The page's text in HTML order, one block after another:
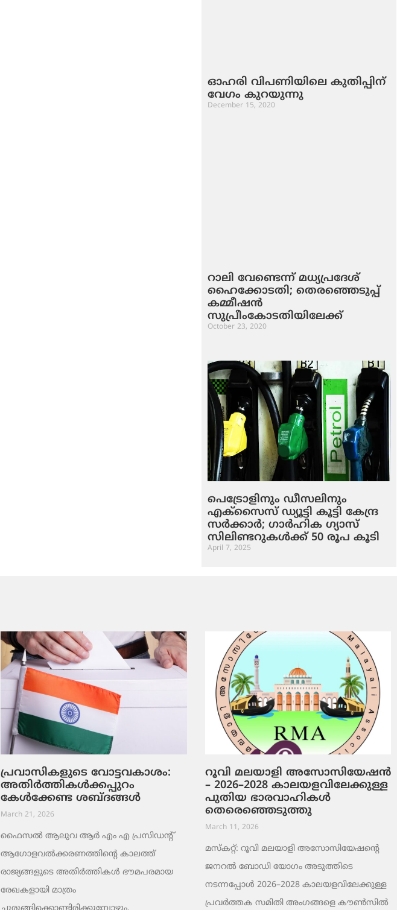
ഓഹരി വിപണിയിലെ കുതിപ്പിന്
വേഗം കുറയുന്നു
December 15, 2020
റാലി വേണ്ടെന്ന് മധ്യപ്രദേശ്
ഹൈക്കോടതി; തെരഞ്ഞെടുപ്പ്
കമ്മീഷന്‍
സുപ്രീംകോടതിയിലേക്ക്
October 23, 2020
പെട്രോളിനും ഡീസലിനും
എക്സൈസ് ഡ്യൂട്ടി കൂട്ടി കേന്ദ്ര
സർക്കാർ; ഗാർഹിക ഗ്യാസ്
സിലിണ്ടറുകൾക്ക് 50 രൂപ കൂടി
April 7, 2025
പ്രവാസികളുടെ വോട്ടവകാശം:
അതിർത്തികൾക്കപ്പുറം
കേൾക്കേണ്ട ശബ്ദങ്ങൾ
March 21, 2026
ഫൈസൽ ആലുവ ആർ എം എ പ്രസിഡന്റ്
ആഗോളവൽക്കരണത്തിന്റെ കാലത്ത്
രാജ്യങ്ങളുടെ അതിർത്തികൾ ഭൗമപരമായ
രേഖകളായി മാത്രം
റൂവി മലയാളി അസോസിയേഷൻ
– 2026–2028 കാലയളവിലേക്കുള്ള
പുതിയ ഭാരവാഹികൾ
തെരെഞ്ഞെടുത്തു
March 11, 2026
മസ്കറ്റ്: റൂവി മലയാളി അസോസിയേഷന്റെ
ജനറൽ ബോഡി യോഗം അടുത്തിടെ
നടന്നപ്പോൾ 2026–2028 കാലയളവിലേക്കുള്ള
പ്രവർത്തക സമിതി അംഗങ്ങളെ കൗൺസിൽ